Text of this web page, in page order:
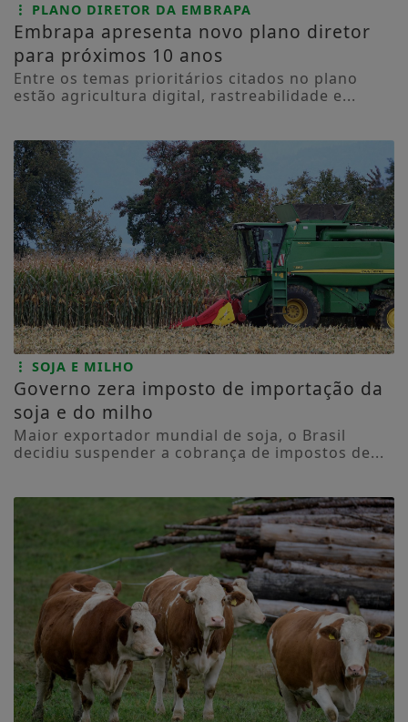
PLANO DIRETOR DA EMBRAPA
Embrapa apresenta novo plano diretor
para próximos 10 anos
Entre os temas prioritários citados no plano
estão agricultura digital, rastreabilidade e...
SOJA E MILHO
Governo zera imposto de importação da
soja e do milho
Maior exportador mundial de soja, o Brasil
decidiu suspender a cobrança de impostos de...